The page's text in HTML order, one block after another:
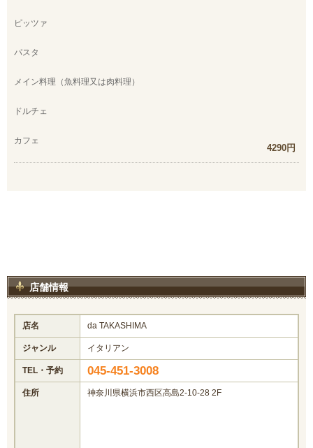
ピッツァ
パスタ
メイン料理（魚料理又は肉料理）
ドルチェ
カフェ
4290円
店舗情報
店名 da TAKASHIMA
ジャンル イタリアン
TEL・予約 045-451-3008
住所 神奈川県横浜市西区高島2-10-28 2F